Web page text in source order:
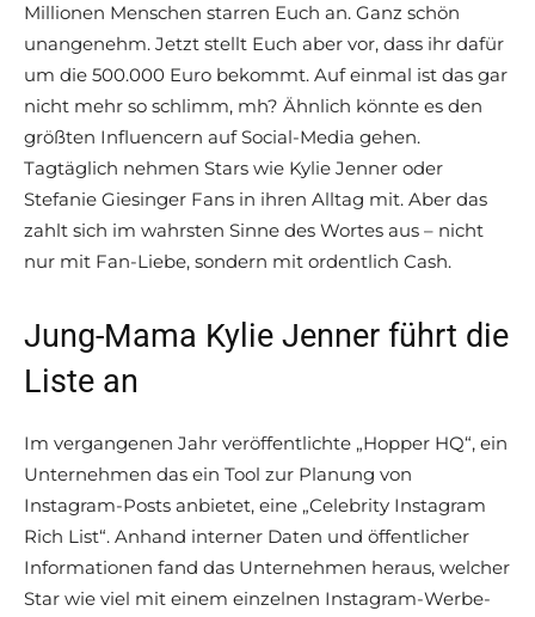
Millionen Menschen starren Euch an. Ganz schön
unangenehm. Jetzt stellt Euch aber vor, dass ihr dafür
um die 500.000 Euro bekommt. Auf einmal ist das gar
nicht mehr so schlimm, mh? Ähnlich könnte es den
größten Influencern auf Social-Media gehen.
Tagtäglich nehmen Stars wie Kylie Jenner oder
Stefanie Giesinger Fans in ihren Alltag mit. Aber das
zahlt sich im wahrsten Sinne des Wortes aus – nicht
nur mit Fan-Liebe, sondern mit ordentlich Cash.
Jung-Mama Kylie Jenner führt die
Liste an
Im vergangenen Jahr veröffentlichte „Hopper HQ“, ein
Unternehmen das ein Tool zur Planung von
Instagram-Posts anbietet, eine „Celebrity Instagram
Rich List“. Anhand interner Daten und öffentlicher
Informationen fand das Unternehmen heraus, welcher
Star wie viel mit einem einzelnen Instagram-Werbe-